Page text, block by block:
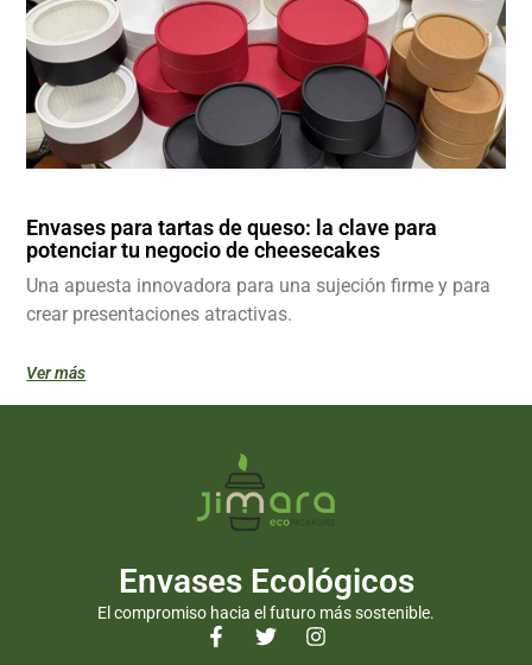
Envases para tartas de queso: la clave para
potenciar tu negocio de cheesecakes
Una apuesta innovadora para una sujeción firme y para
crear presentaciones atractivas.
Ver más
Envases Ecológicos
El compromiso hacia el futuro más sostenible.